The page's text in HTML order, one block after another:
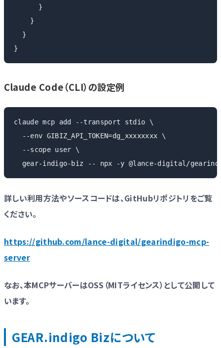
      }
    }
  }
Claude Code（CLI）の設定例
claude mcp add --transport stdio \
  --env GIBIZ_API_TOKEN=dg_xxxxxxxx \
  --scope user \
詳しい利用方法やソースコードは、GitHubリポジトリをご覧
ください。
https://github.com/lance-digital/gearindigo-mcp-
server
なお、本MCPサーバーはOSS（MITライセンス）として公開して
います。
GEAR.indigo Bizについて